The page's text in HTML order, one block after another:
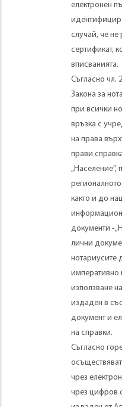
електронен
случай, че не
сертификат,
вписванията.
Съгласно чл.
Закона за
при всички
връзка с
на права
прави
както и до
документи -
лични
нотариусите
императивно
използване
издаден в
документ и
на справки.
Съгласно
чрез
чрез цифров